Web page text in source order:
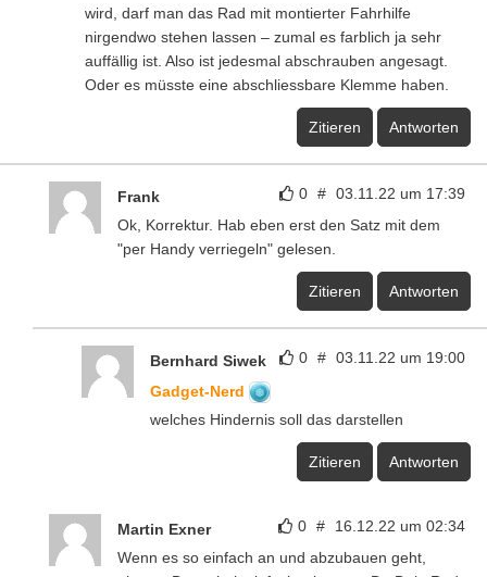
wird, darf man das Rad mit montierter Fahrhilfe
nirgendwo stehen lassen – zumal es farblich ja sehr
auffällig ist. Also ist jedesmal abschrauben angesagt.
Oder es müsste eine abschliessbare Klemme haben.
Zitieren Antworten
0 # 03.11.22 um 17:39
Frank
Ok, Korrektur. Hab eben erst den Satz mit dem
"per Handy verriegeln" gelesen.
Zitieren Antworten
0 # 03.11.22 um 19:00
Bernhard Siwek
Gadget-Nerd
welches Hindernis soll das darstellen
Zitieren Antworten
0 # 16.12.22 um 02:34
Martin Exner
Wenn es so einfach an und abzubauen geht,